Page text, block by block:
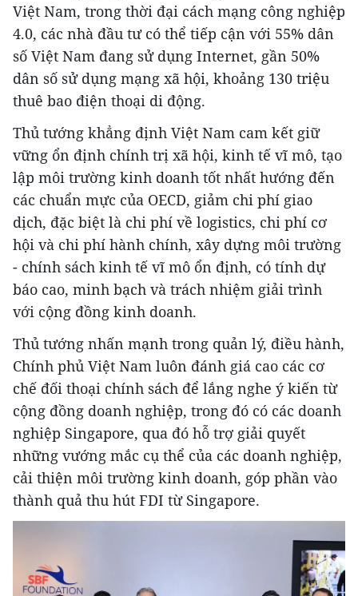
Việt Nam, trong thời đại cách mạng công nghiệp
4.0, các nhà đầu tư có thể tiếp cận với 55% dân
số Việt Nam đang sử dụng Internet, gần 50%
dân số sử dụng mạng xã hội, khoảng 130 triệu
thuê bao điện thoại di động.
Thủ tướng khẳng định Việt Nam cam kết giữ
vững ổn định chính trị xã hội, kinh tế vĩ mô, tạo
lập môi trường kinh doanh tốt nhất hướng đến
các chuẩn mực của OECD, giảm chi phí giao
dịch, đặc biệt là chi phí về logistics, chi phí cơ
hội và chi phí hành chính, xây dựng môi trường
- chính sách kinh tế vĩ mô ổn định, có tính dự
báo cao, minh bạch và trách nhiệm giải trình
với cộng đồng kinh doanh.
Thủ tướng nhấn mạnh trong quản lý, điều hành,
Chính phủ Việt Nam luôn đánh giá cao các cơ
chế đối thoại chính sách để lắng nghe ý kiến từ
cộng đồng doanh nghiệp, trong đó có các doanh
nghiệp Singapore, qua đó hỗ trợ giải quyết
những vướng mắc cụ thể của các doanh nghiệp,
cải thiện môi trường kinh doanh, góp phần vào
thành quả thu hút FDI từ Singapore.